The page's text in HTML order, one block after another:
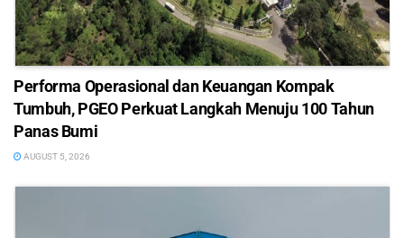
Performa Operasional dan Keuangan Kompak
Tumbuh, PGEO Perkuat Langkah Menuju 100 Tahun
Panas Bumi
AUGUST 5, 2026